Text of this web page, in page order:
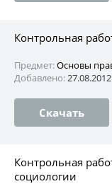
Контрольная
Предмет:Основы
Добавлено:27.08.2012
Скачать
Контрольная
социологии